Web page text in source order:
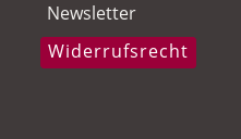
Newsletter
Widerrufsrecht